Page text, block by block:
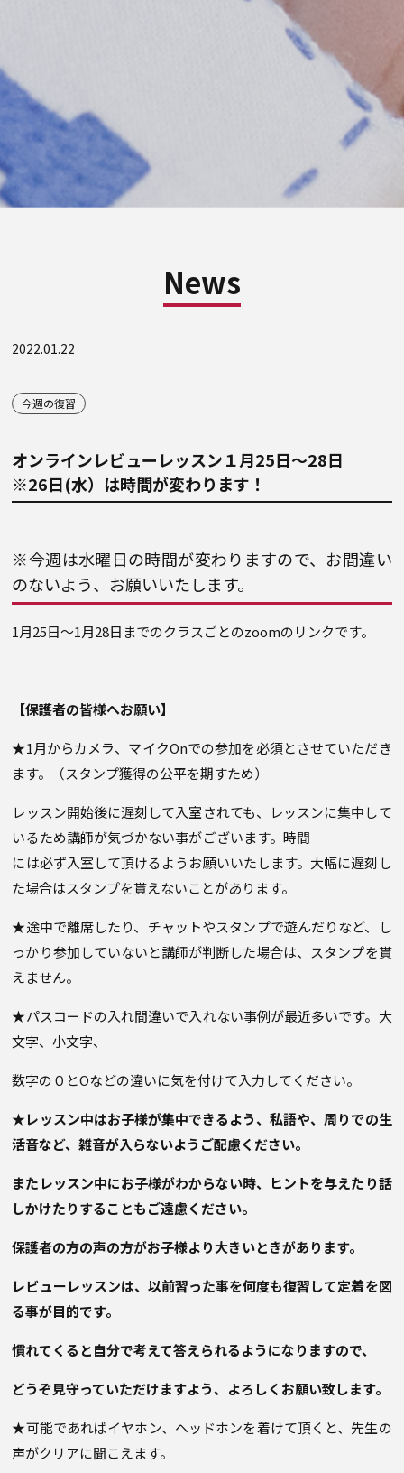
News
2022.01.22
今週の復習
オンラインレビューレッスン１月25日～28日
※26日(水）は時間が変わります！
※今週は水曜日の時間が変わりますので、お間違い
のないよう、お願いいたします。
1月25日～1月28日までのクラスごとのzoomのリンクです。
【保護者の皆様へお願い】
★1月からカメラ、マイクOnでの参加を必須とさせていただき
ます。（スタンプ獲得の公平を期すため）
レッスン開始後に遅刻して入室されても、レッスンに集中して
いるため講師が気づかない事がございます。時間
には必ず入室して頂けるようお願いいたします。大幅に遅刻し
た場合はスタンプを貰えないことがあります。
★途中で離席したり、チャットやスタンプで遊んだりなど、し
っかり参加していないと講師が判断した場合は、スタンプを貰
えません。
★パスコードの入れ間違いで入れない事例が最近多いです。大
文字、小文字、
数字の０とOなどの違いに気を付けて入力してください。
★レッスン中はお子様が集中できるよう、私語や、周りでの生
活音など、雑音が入らないようご配慮ください。
またレッスン中にお子様がわからない時、ヒントを与えたり話
しかけたりすることもご遠慮ください。
保護者の方の声の方がお子様より大きいときがあります。
レビューレッスンは、以前習った事を何度も復習して定着を図
る事が目的です。
慣れてくると自分で考えて答えられるようになりますので、
どうぞ見守っていただけますよう、 よろしくお願い致します。
★可能であればイヤホン、ヘッドホンを着けて頂くと、先生の
声がクリアに聞こえます。